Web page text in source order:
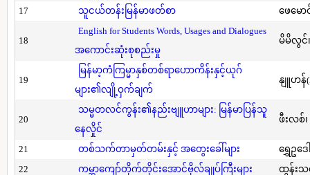
17
သူငယ်တန်းမြန်မာဖတ်စာ ဖေမော
18
English for Students Words, Usages and Dialogues
အကောင်းဆုံးစုစည်းမှု
မိမိလွင်၊
19
မြန်မာ့ကံကြမ္မာနှစ်တစ်ရာဟောကိန်းနှင့်ယုဂ်
များ၏လျို့ဝှက်ချက်
နျူဟန်
20
သမ္မတလင်ကွန်း၏နည်းဗျူဟာများ: မြန်မာပြန်သူ
နေလှိုင်
ဖီးလစ်
21 တစ်သက်တာမှတ်တမ်းနှင့် အတွေးခေါ်များ
ရွှေဥဒေ
22
ကမ္ဘာကျော်တိုက်တိုင်းအောင်ဗိုလ်ချုပ်ကြီးများ
ထွန်းသ